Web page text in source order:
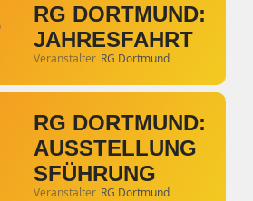
RG DORTMUND:
JAHRESFAHRT
Veranstalter RG Dortmund
RG DORTMUND:
AUSSTELLUNG
SFÜHRUNG
Veranstalter RG Dortmund